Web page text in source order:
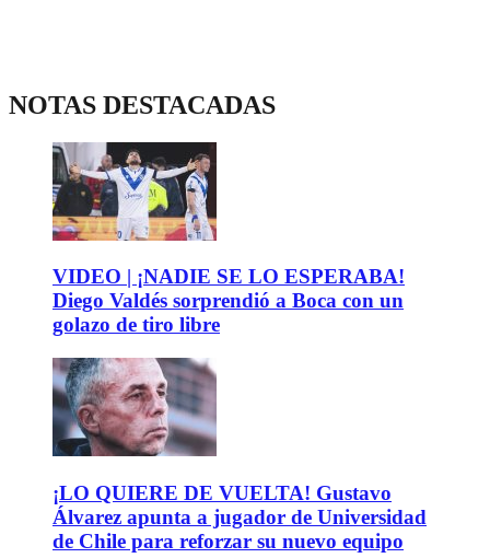
NOTAS DESTACADAS
VIDEO | ¡NADIE SE LO ESPERABA!
Diego Valdés sorprendió a Boca con un
golazo de tiro libre
¡LO QUIERE DE VUELTA! Gustavo
Álvarez apunta a jugador de Universidad
de Chile para reforzar su nuevo equipo